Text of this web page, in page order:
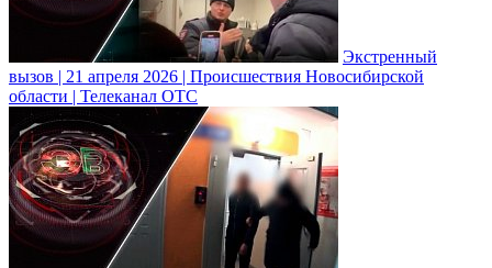
Экстренный
вызов | 21 апреля 2026 | Происшествия Новосибирской
области | Телеканал ОТС